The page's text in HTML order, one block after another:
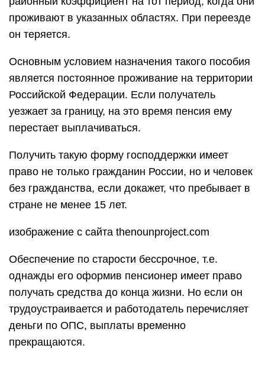
проживают в указанных областях. При переезде
он теряется.
Основным условием назначения такого пособия
является постоянное проживание на территории
Российской Федерации. Если получатель
уезжает за границу, на это время пенсия ему
перестает выплачиваться.
Получить такую форму господдержки имеет
право не только гражданин России, но и человек
без гражданства, если докажет, что пребывает в
стране не менее 15 лет.
изображение с сайта thenounproject.com
Обеспечение по старости бессрочное, т.е.
однажды его оформив пенсионер имеет право
получать средства до конца жизни. Но если он
трудоустраивается и работодатель перечисляет
деньги по ОПС, выплаты временно
прекращаются.